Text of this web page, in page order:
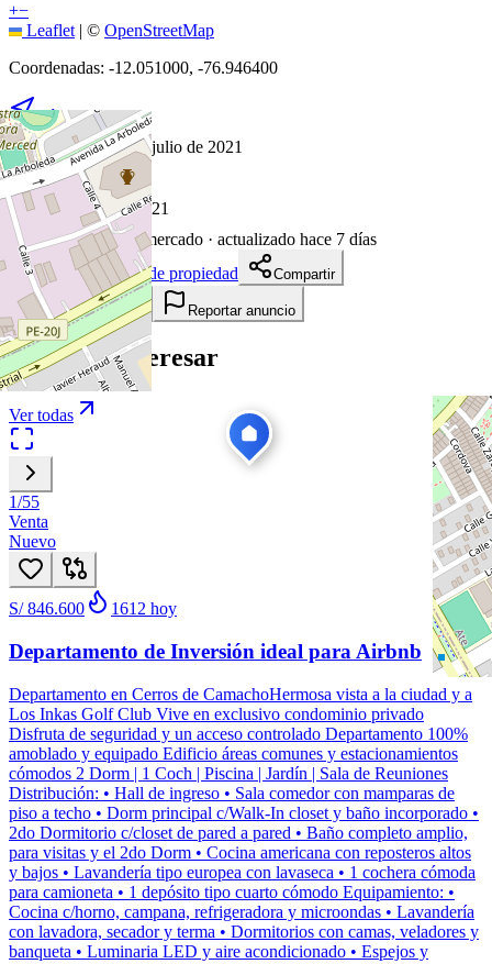
+−
Leaflet | © OpenStreetMap
Coordenadas: -12.051000, -76.946400
Cómo llegar
Publicado 22 de julio de 2021
19 visitas
22 de julio de 2021
1842días en el mercado · actualizado hace 7 días
Descargar ficha de propiedad
Compartir
Añadir a tablero Reportar anuncio
Te puede interesar
Ver todas
1/55
Venta
Nuevo
S/ 846.600 1612 hoy
Departamento de Inversión ideal para Airbnb
Departamento en Cerros de CamachoHermosa vista a la ciudad y a
Los Inkas Golf Club Vive en exclusivo condominio privado
Disfruta de seguridad y un acceso controlado Departamento 100%
amoblado y equipado Edificio áreas comunes y estacionamientos
cómodos 2 Dorm | 1 Coch | Piscina | Jardín | Sala de Reuniones
Distribución: • Hall de ingreso • Sala comedor con mamparas de
piso a techo • Dorm principal c/Walk-In closet y baño incorporado •
2do Dormitorio c/closet de pared a pared • Baño completo amplio,
para visitas y el 2do Dorm • Cocina americana con reposteros altos
y bajos • Lavandería tipo europea con lavaseca • 1 cochera cómoda
para camioneta • 1 depósito tipo cuarto cómodo Equipamiento: •
Cocina c/horno, campana, refrigeradora y microondas • Lavandería
con lavadora, secador y terma • Dormitorios con camas, veladores y
banqueta • Luminaria LED y aire acondicionado • Espejos y